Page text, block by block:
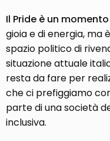
Il Pride è un
gioia e di energia,
spazio politico di
situazione attuale
resta da fare per
che ci prefiggiamo
parte di una società
inclusiva.